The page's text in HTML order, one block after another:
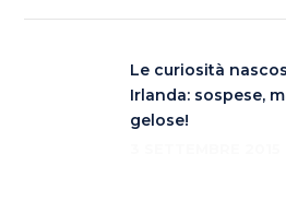
Le curiosità
Irlanda: sospese,
gelose!